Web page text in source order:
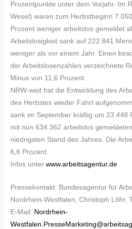
Prozentpunkte unter dem Vorjahr. Im
Wesel) waren zum Herbstbeginn
Prozent weniger arbeitslos gemeldet
Arbeitslosigkeit sank auf 222.841
weniger als vor einem Jahr. Einen
der Arbeitslosenzahlen verzeichnete
Minus von 11,6 Prozent.
NRW-weit hat die Entwicklung des
des Herbstes wieder Fahrt
sank im September kräftig um 23.448
mit nun 634.362 arbeitslos
niedrigsten Stand des Jahres. Die
6,6 Prozent.
Infos unterwww.arbeitsagentur.de
Pressekontakt: Bundesagentur für
Nordrhein-Westfalen, Christoph Löhr,
E-Mail: Nordrhein-